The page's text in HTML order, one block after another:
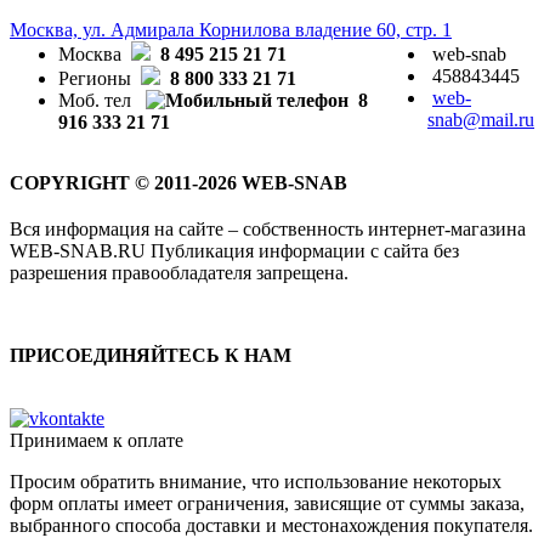
Москва, ул. Адмирала Корнилова владение 60, стр. 1
Москва
8 495 215 21 71
Регионы
8 800 333 21 71
Моб. тел
8
916 333 21 71
web-snab
458843445
web-
snab@mail.ru
COPYRIGHT © 2011-2026 WEB-SNAB
Вся информация на сайте – собственность интернет-магазина
WEB-SNAB.RU Публикация информации с сайта без
разрешения правообладателя запрещена.
ПРИСОЕДИНЯЙТЕСЬ К НАМ
Принимаем к оплате
Просим обратить внимание, что использование некоторых
форм оплаты имеет ограничения, зависящие от суммы заказа,
выбранного способа доставки и местонахождения покупателя.